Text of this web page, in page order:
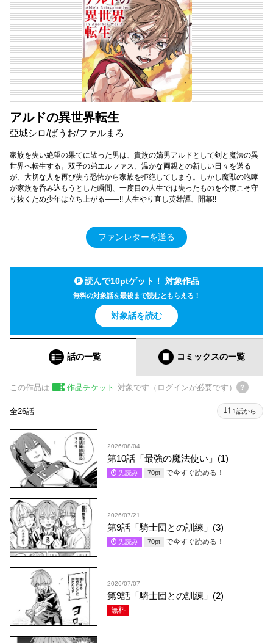
アルドの異世界転生
亞城シロ/ばうお/ファルまろ
家族を失い絶望の果てに散った男は、貴族の嫡男アルドとして剣と魔法の異
世界へ転生する。双子の弟エルファス、温かな両親との新しい日々を送る
が、大切な人を再び失う恐怖から家族を拒絶してしまう。しかし魔獣の咆哮
が家族を呑み込もうとした瞬間、一度目の人生では失ったものを今度こそ守
り抜くため少年は立ち上がる――!! 人生やり直し英雄譚、開幕!!
ファンレターを送る
読んで10ptゲット！ 対象作品
無料の対象話を最後まで読むともらえる！
対象話を読む
話の一覧 コミックスの一覧
この作品は 作品チケット 対象です（ログインが必要です）
全26話 1話から
2026/08/04
第10話「最強の魔法使い」(1)
先読み 70pt で今すぐ読める！
2026/07/21
第9話「騎士団との訓練」(3)
先読み 70pt で今すぐ読める！
2026/07/07
第9話「騎士団との訓練」(2)
無料